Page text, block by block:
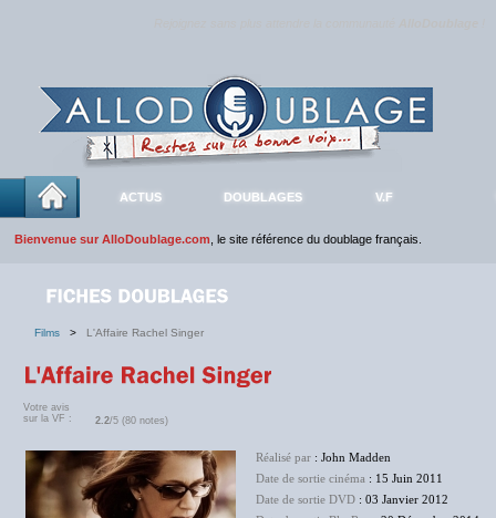
ACTUS DOUBLAGES V.F
Bienvenue sur AlloDoublage.com , le site référence du doublage français.
Films > L'Affaire Rachel Singer
Votre avis
sur la VF :
2.2/5 (80 notes)
Réalisé par : John Madden
Date de sortie cinéma : 15 Juin 2011
Date de sortie DVD : 03 Janvier 2012